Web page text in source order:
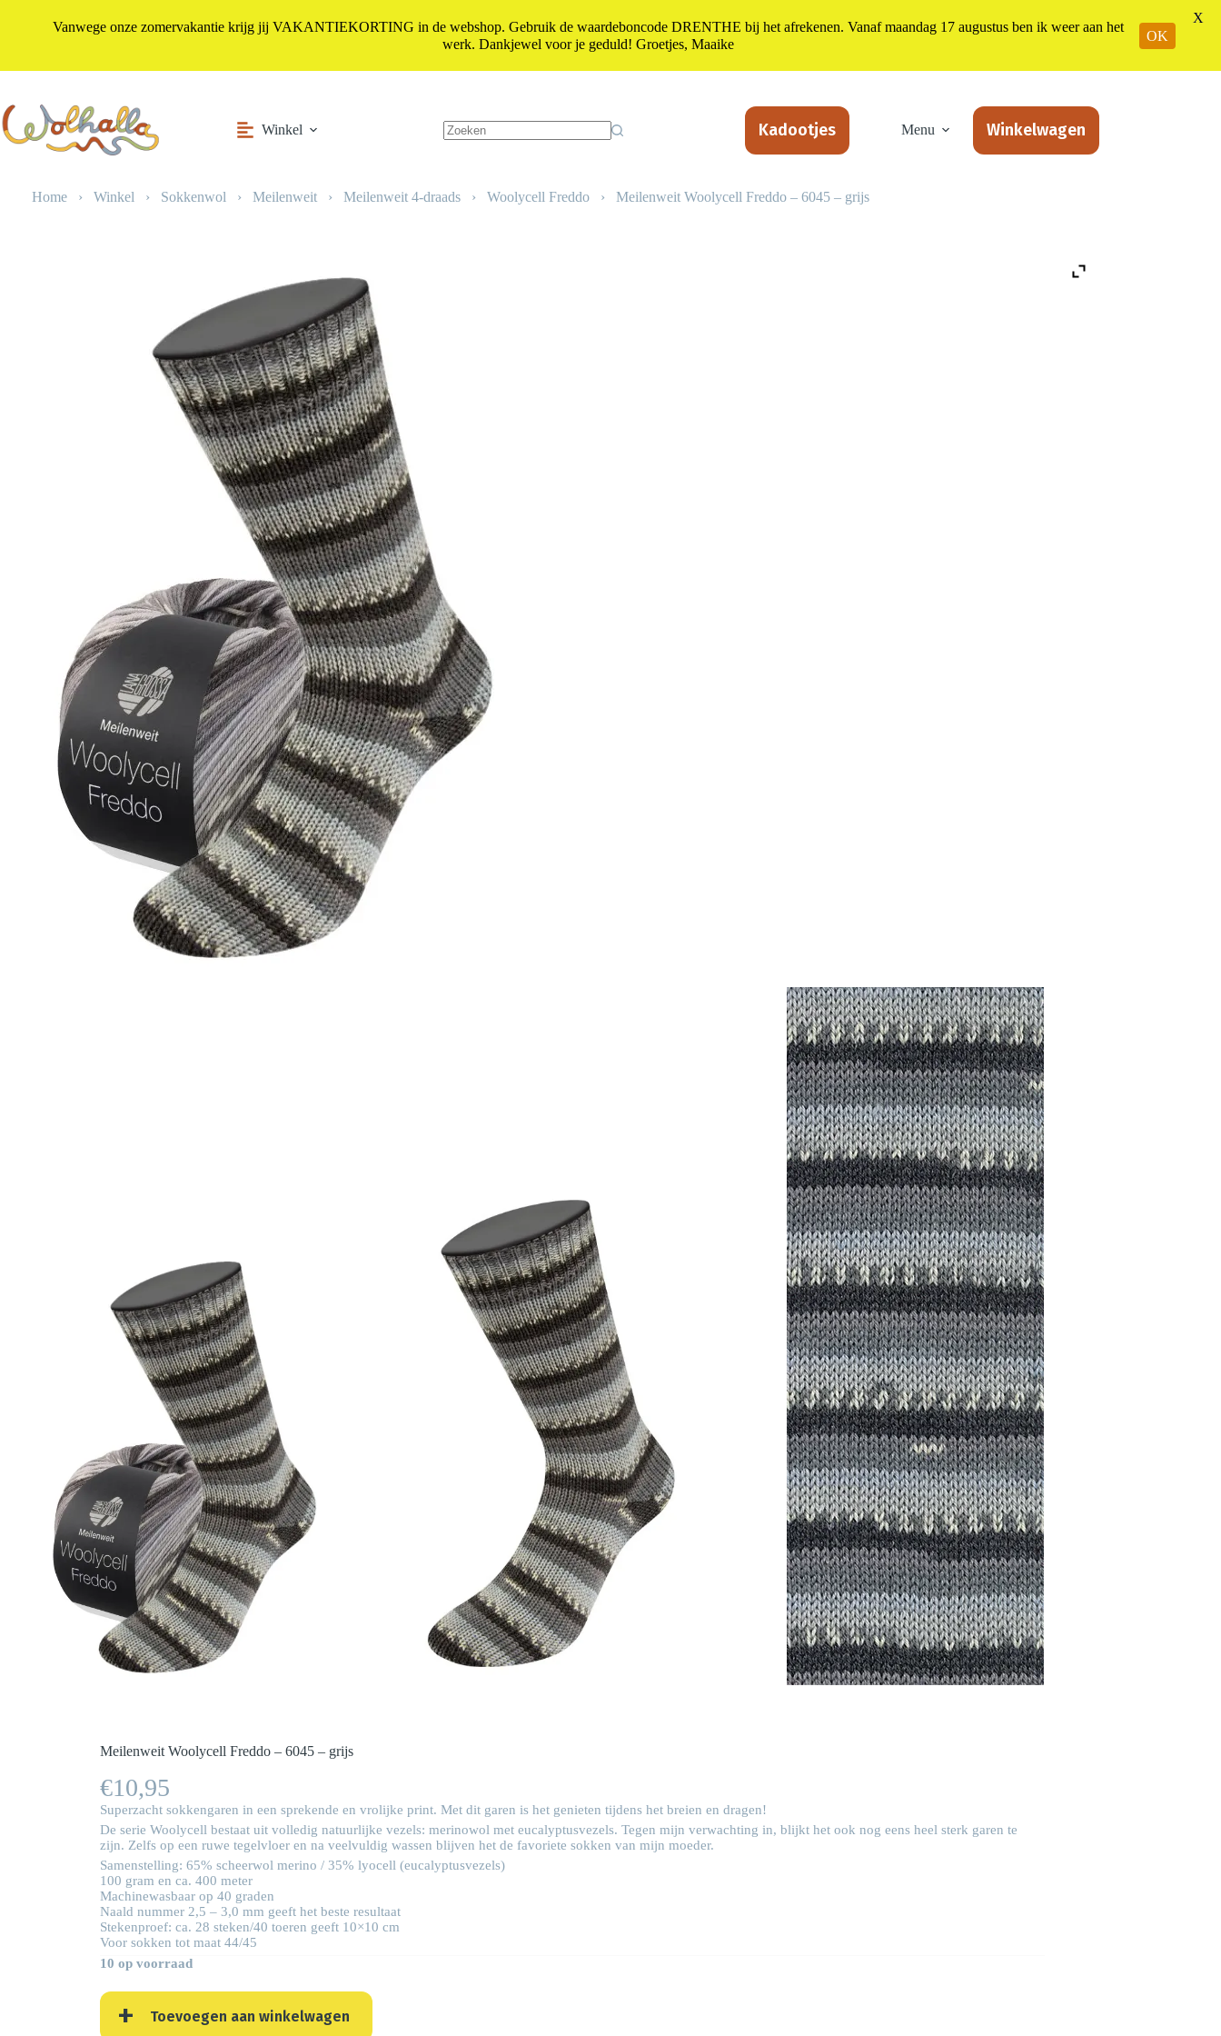
de
inhoud
Winkel
Kadootjes Menu Winkelwagen
Home › Winkel › Sokkenwol › Meilenweit › Meilenweit 4-draads › Woolycell Freddo › Meilenweit Woolycell Freddo – 6045 – grijs
Meilenweit Woolycell Freddo – 6045 – grijs
€10,95
Superzacht sokkengaren in een sprekende en vrolijke print. Met dit garen is het genieten tijdens het breien en dragen!
De serie Woolycell bestaat uit volledig natuurlijke vezels: merinowol met eucalyptusvezels. Tegen mijn verwachting in, blijkt het ook nog eens heel sterk garen te
zijn. Zelfs op een ruwe tegelvloer en na veelvuldig wassen blijven het de favoriete sokken van mijn moeder.
Samenstelling: 65% scheerwol merino / 35% lyocell (eucalyptusvezels)
100 gram en ca. 400 meter
Machinewasbaar op 40 graden
Naald nummer 2,5 – 3,0 mm geeft het beste resultaat
Stekenproef: ca. 28 steken/40 toeren geeft 10×10 cm
Voor sokken tot maat 44/45
10 op voorraad
Toevoegen aan winkelwagen
Vanwege onze zomervakantie krijg jij VAKANTIEKORTING in de webshop. Gebruik de waardeboncode DRENTHE bij het afrekenen. Vanaf maandag 17 augustus ben ik weer aan het
werk. Dankjewel voor je geduld! Groetjes, Maaike
OK
X